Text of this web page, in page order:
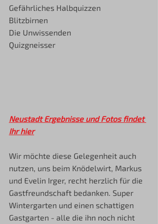
Gefährliches Halbquizzen
Blitzbirnen
Die Unwissenden
Quizgneisser
Neustadt Ergebnisse und Fotos findet
Ihr hier
Wir möchte diese Gelegenheit auch
nutzen, uns beim Knödelwirt, Markus
und Evelin Irger, recht herzlich für die
Gastfreundschaft bedanken. Super
Wintergarten und einen schattigen
Gastgarten - alle die ihn noch nicht